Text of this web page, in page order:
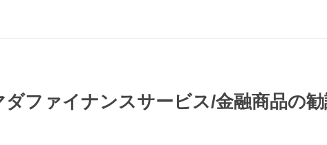
ダファイナンスサービス/金融商品の